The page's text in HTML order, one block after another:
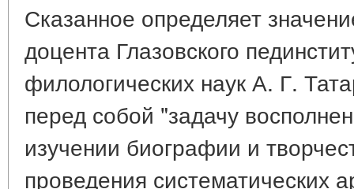
Сказанное определяет
доцента Глазовского
филологических наук А. Г.
перед собой "задачу
изучении биографии и
проведения систематических